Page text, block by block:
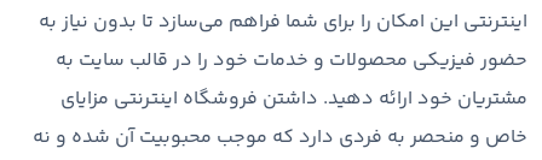
اینترنتی این امکان را برای شما فراهم می‌سازد تا بدون نیاز به
حضور فیزیکی محصولات و خدمات خود را در قالب سایت به
مشتریان خود ارائه دهید. داشتن فروشگاه اینترنتی مزایای
خاص و منحصر به فردی دارد که موجب محبوبیت آن شده و نه